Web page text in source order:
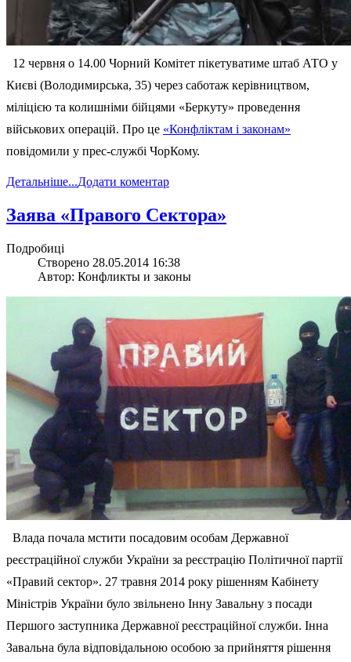
12 червня о 14.00 Чорний Комітет пікетуватиме штаб АТО у
Києві (Володимирська, 35) через саботаж керівництвом,
міліцією та колишніми бійцями «Беркуту» проведення
військових операцій. Про це «Конфліктам і законам»
повідомили у прес-службі ЧорКому.
Детальніше...Додати коментар
Заява «Правого Сектора»
Подробиці
Створено 28.05.2014 16:38
Автор: Конфликты и законы
Влада почала мстити посадовим особам Державної
реєстраційної служби України за реєстрацію Політичної партії
«Правий сектор». 27 травня 2014 року рішенням Кабінету
Міністрів України було звільнено Інну Завальну з посади
Першого заступника Державної реєстраційної служби. Інна
Завальна була відповідальною особою за прийняття рішення